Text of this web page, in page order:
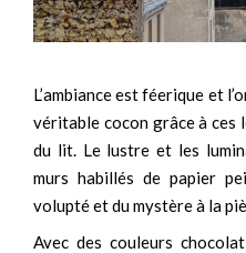
L’ambiance est féerique et
véritable cocon grâce à ces
du lit. Le lustre et les
murs habillés de papier
volupté et du mystère à la
Avec des couleurs